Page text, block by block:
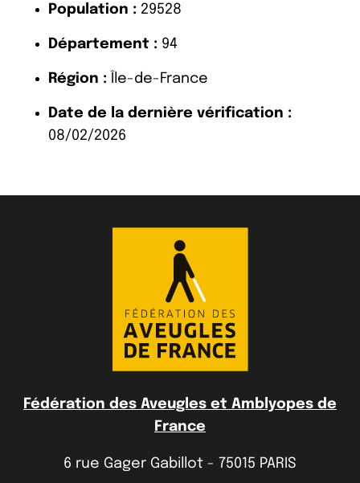
Population : 29528
Département : 94
Région : Île-de-France
Date de la dernière vérification :
08/02/2026
Fédération des Aveugles et Amblyopes de
France
6 rue Gager Gabillot - 75015 PARIS